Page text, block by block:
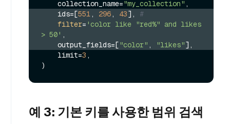
    collection_name=
"my_collection"
    ids=[
551, 296, 43], #
filter= 'color like "red%" and likes
> 50' ,
    output_fields=[
"color" , "likes"],
    limit=
3 ,
예 3: 기본 키를 사용한 범위 검색